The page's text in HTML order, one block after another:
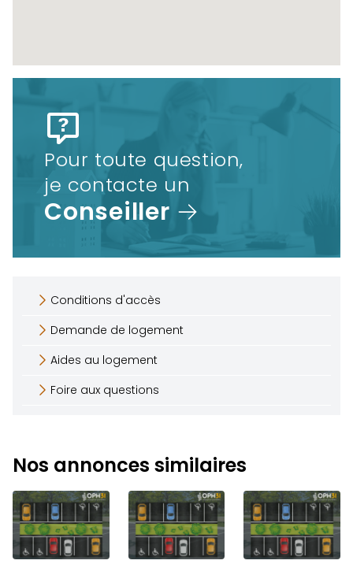
Pour toute question,
je contacte un
Conseiller
Conditions d'accès
Demande de logement
Aides au logement
Foire aux questions
Nos annonces similaires